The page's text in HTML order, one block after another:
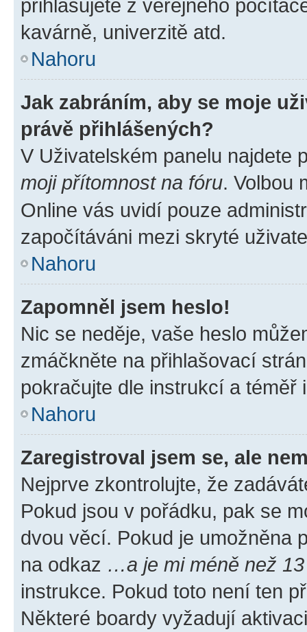
přihlašujete z veřejného
kavárně, univerzitě atd.
Nahoru
Jak zabráním, aby se moje
právě přihlášených?
V Uživatelském panelu najdete
moji přítomnost na fóru. Volbou
Online vás uvidí pouze
započítáváni mezi skryté
Nahoru
Zapomněl jsem heslo!
Nic se neděje, vaše heslo
zmáčkněte na přihlašovací
pokračujte dle instrukcí a téměř
Nahoru
Zaregistroval jsem se, ale
Nejprve zkontrolujte, že
Pokud jsou v pořádku, pak se
dvou věcí. Pokud je umožněna
na odkaz …a je mi méně než
instrukce. Pokud toto není ten
Některé boardy vyžadují